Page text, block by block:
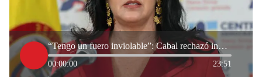
“Tengo un fuero inviolable”: Cabal rechazó indagación de Fiscalía por señalamientos a RTVC
00:00:00 23:51